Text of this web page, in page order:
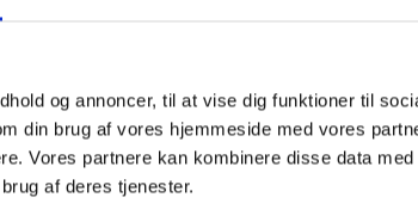
og annoncer, til at vise dig funktioner til
din brug af vores hjemmeside med vores
Vores partnere kan kombinere disse data
af deres tjenester.
Nødradio – FM/AM radio – Håndsving
LED lommelygte, så du kan se i
solpanel på radioens top, så det er
derudover indbygget powerbank på
Nødradioen kan oplades med dets
Powerbank – 20.000 mah:
Kraftfuld
opladninger af dit elektroniske udstyr.